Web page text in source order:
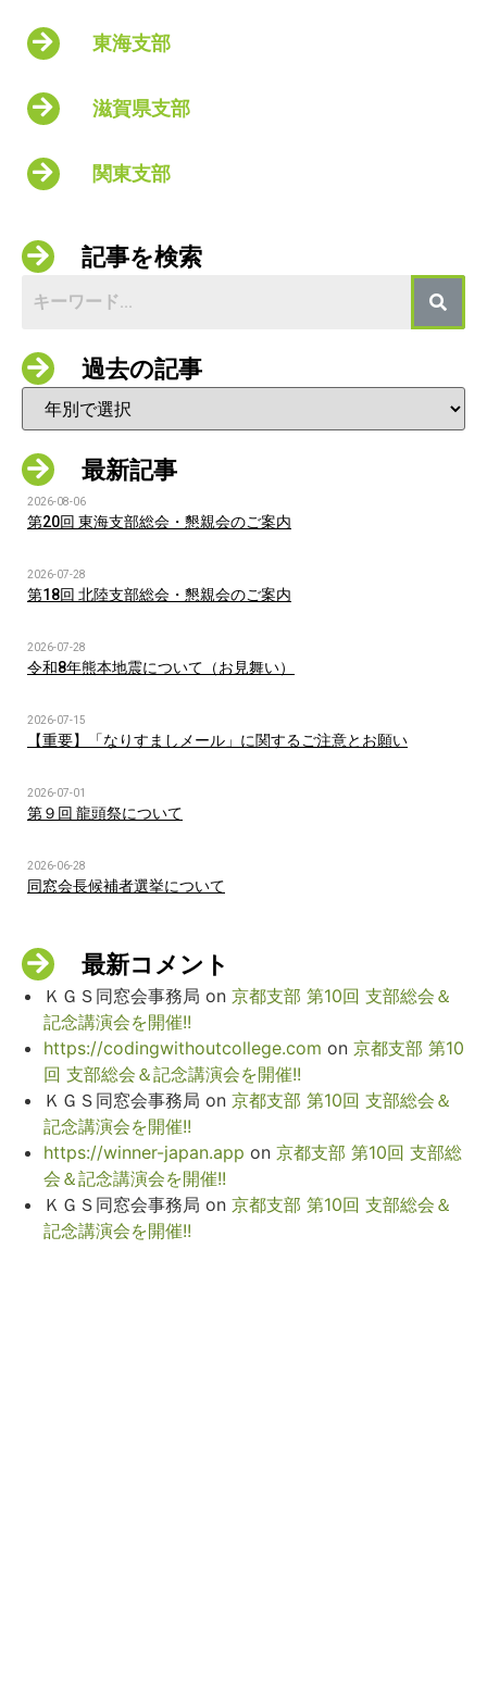
東海支部
滋賀県支部
関東支部
記事を検索
過去の記事
最新記事
2026-08-06
第20回 東海支部総会・懇親会のご案内
2026-07-28
第18回 北陸支部総会・懇親会のご案内
2026-07-28
令和8年熊本地震について（お見舞い）
2026-07-15
【重要】「なりすましメール」に関するご注意とお願い
2026-07-01
第９回 龍頭祭について
2026-06-28
同窓会長候補者選挙について
最新コメント
ＫＧＳ同窓会事務局 on 京都支部 第10回 支部総会＆
記念講演会を開催!!
https://codingwithoutcollege.com on 京都支部 第10
回 支部総会＆記念講演会を開催!!
ＫＧＳ同窓会事務局 on 京都支部 第10回 支部総会＆
記念講演会を開催!!
https://winner-japan.app on 京都支部 第10回 支部総
会＆記念講演会を開催!!
ＫＧＳ同窓会事務局 on 京都支部 第10回 支部総会＆
記念講演会を開催!!